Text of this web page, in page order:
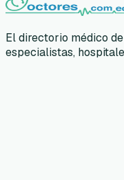
El directorio médico
especialistas,